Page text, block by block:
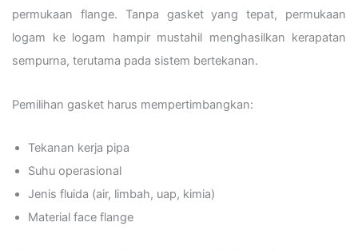
permukaan flange. Tanpa gasket yang tepat, permukaan
logam ke logam hampir mustahil menghasilkan kerapatan
sempurna, terutama pada sistem bertekanan.
Pemilihan gasket harus mempertimbangkan:
Tekanan kerja pipa
Suhu operasional
Jenis fluida (air, limbah, uap, kimia)
Material face flange